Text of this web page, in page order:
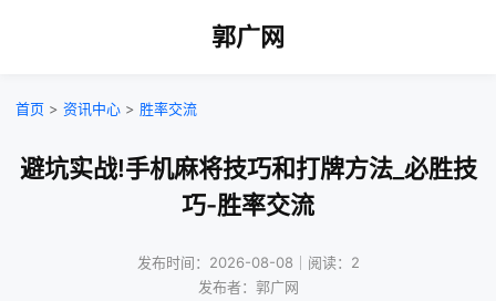
郭广网
首页 > 资讯中心 > 胜率交流
避坑实战!手机麻将技巧和打牌方法_必胜技
巧-胜率交流
发布时间：2026-08-08｜阅读：2
发布者：郭广网